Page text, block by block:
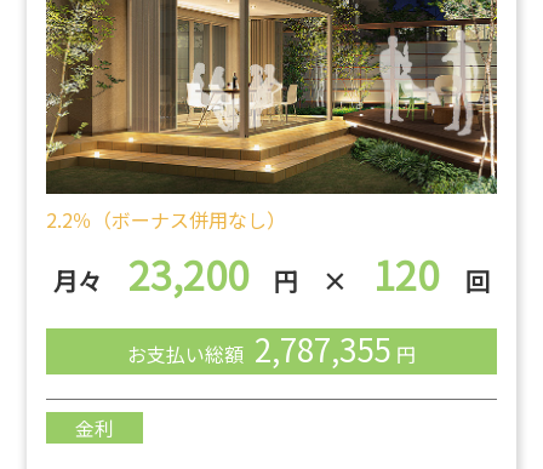
2.2％（ボーナス併用なし）
月々 23,200 円 × 120 回
お支払い総額 2,787,355 円
金利